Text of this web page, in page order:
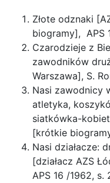
Złote odznaki
biogramy], APS
Czarodzieje z
zawodników
Warszawa], S.
Nasi zawodnicy
atletyka,
siatkówka-
[krótkie
Nasi działacze:
[działacz AZS
APS 16 /1962, s.